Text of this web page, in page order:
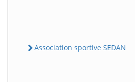
Association sportive SEDAN